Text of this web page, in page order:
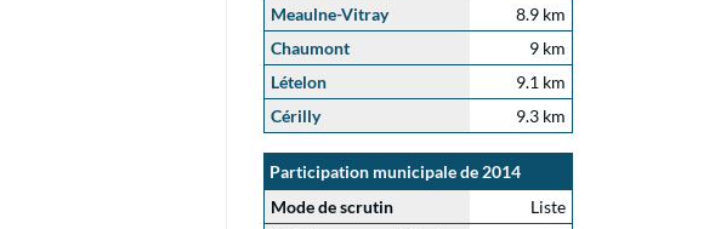
Meaulne-Vitray
8.9 km
Chaumont
9 km
Lételon
9.1 km
Cérilly
9.3 km
Participation municipale de 2014
Mode de scrutin
Liste